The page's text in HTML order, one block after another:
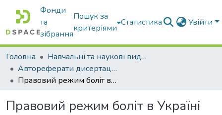
Фонди
та
зібрання
Пошук за
критеріями
Статистика Увійти
Головна
Навчальні та наукові видання
Автореферати дисертацій та дисертації
Правовий режим боліт в Україні
Правовий режим боліт в Україні